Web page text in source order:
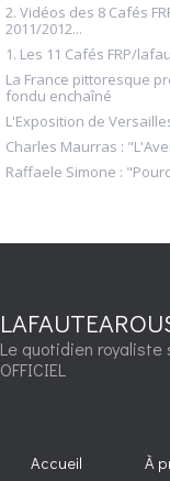
2. Vidéos des 8 Cafés
2011/2012...
1. Les 11 Cafés FRP/
La France pittoresque
fondu enchaîné
L'Exposition de
Charles Maurras :
Raffaele Simone :
Le quotidien
OFFICIEL
Accueil À